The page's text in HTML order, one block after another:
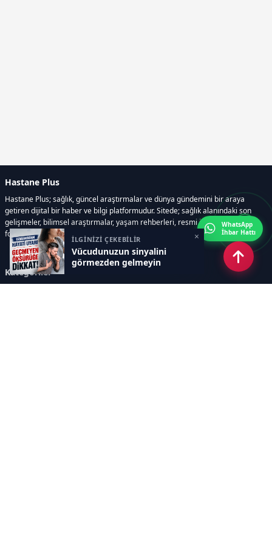
İLGİNİZİ ÇEKEBİLİR
Vücudunuzun sinyalini
görmezden gelmeyin
×
Hastane Plus
Hastane Plus; sağlık, güncel araştırmalar ve dünya gündemini bir araya
getiren dijital bir haber ve bilgi platformudur. Sitede; sağlık alanındaki son
gelişmeler, bilimsel araştırmalar, yaşam rehberleri, resmi ilanlar, video ve
fotoğraf galerileri ve e-gazete içerikleri yer almaktadır.
Kategoriler
WhatsApp
İhbar Hattı